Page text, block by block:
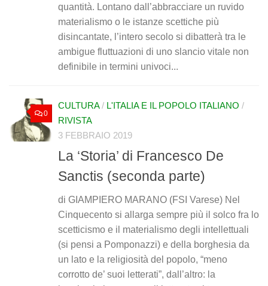
quantità. Lontano dall’abbracciare un ruvido
materialismo o le istanze scettiche più
disincantate, l’intero secolo si dibatterà tra le
ambigue fluttuazioni di uno slancio vitale non
definibile in termini univoci...
0
CULTURA/ L'ITALIA E IL POPOLO ITALIANO /
RIVISTA
3 FEBBRAIO 2019
La ‘Storia’ di Francesco De
Sanctis (seconda parte)
di GIAMPIERO MARANO (FSI Varese) Nel
Cinquecento si allarga sempre più il solco fra lo
scetticismo e il materialismo degli intellettuali
(si pensi a Pomponazzi) e della borghesia da
un lato e la religiosità del popolo, “meno
corrotto de’ suoi letterati”, dall’altro: la